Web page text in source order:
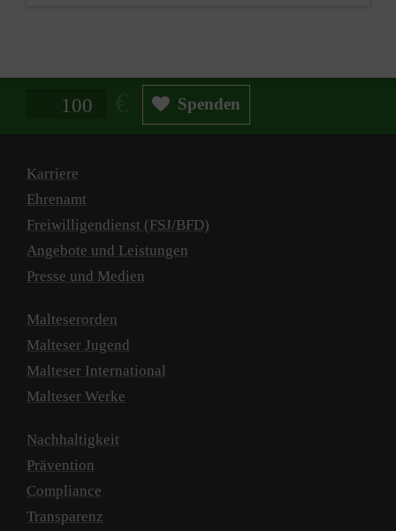
Spendenbetrag in Euro Spenden
Karriere
Ehrenamt
Freiwilligendienst (FSJ/BFD)
Angebote und Leistungen
Presse und Medien
Malteserorden
Malteser Jugend
Malteser International
Malteser Werke
Nachhaltigkeit
Prävention
Compliance
Transparenz